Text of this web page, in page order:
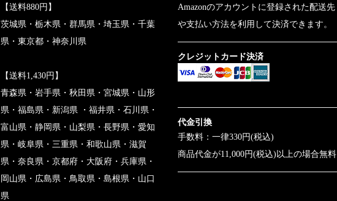
【送料880円】
茨城県・栃木県・群馬県・埼玉県・千葉
県・東京都・神奈川県
【送料1,430円】
青森県・岩手県・秋田県・宮城県・山形
県・福島県・新潟県 ・福井県・石川県・
富山県・静岡県・山梨県・長野県・愛知
県・岐阜県・三重県・和歌山県・滋賀
県・奈良県・京都府・大阪府・兵庫県・
岡山県・広島県・鳥取県・島根県・山口
県
Amazonのアカウントに登録された配送先
や支払い方法を利用して決済できます。
クレジットカード決済
代金引換
手数料：一律330円(税込)
商品代金が11,000円(税込)以上の場合無料